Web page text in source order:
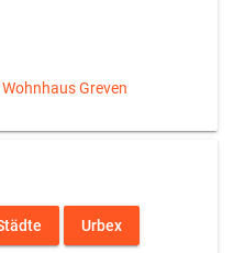
Greven
Urbex